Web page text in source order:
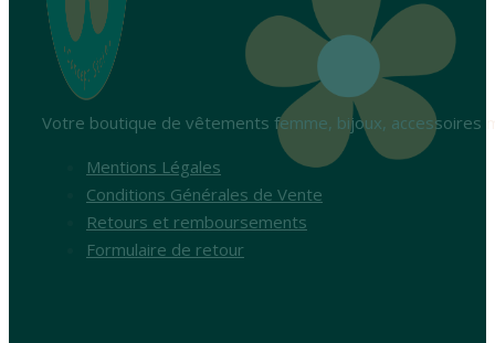
Votre boutique de vêtements femme, bijoux, accessoires
Mentions Légales
Conditions Générales de Vente
Retours et remboursements
Formulaire de retour